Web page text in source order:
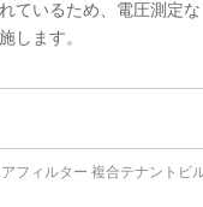
ているため、電圧測定な
します。
フィルター 複合テナントビ